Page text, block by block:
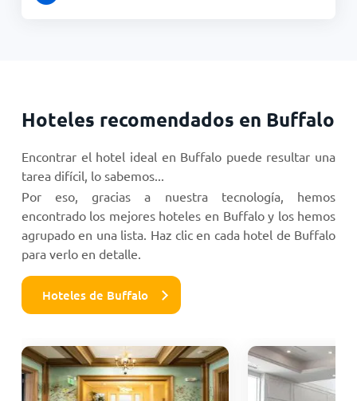
Hoteles recomendados en Buffalo
Encontrar el hotel ideal en Buffalo puede resultar una
tarea difícil, lo sabemos...
Por eso, gracias a nuestra tecnología, hemos
encontrado los mejores hoteles en Buffalo y los hemos
agrupado en una lista. Haz clic en cada hotel de Buffalo
para verlo en detalle.
Hoteles de Buffalo